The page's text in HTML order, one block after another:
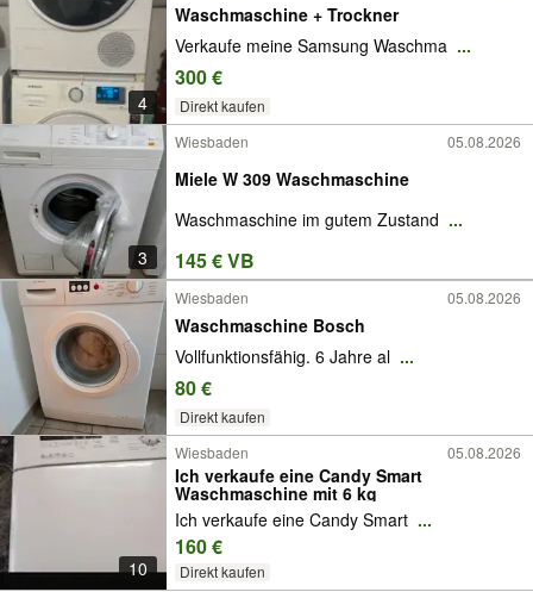
4
Waschmaschine + Trockner
Verkaufe meine Samsung Waschma ...
300 €
Direkt kaufen
3
Wiesbaden 05.08.2026
Miele W 309 Waschmaschine
Waschmaschine im gutem Zustand ...
145 € VB
Wiesbaden 05.08.2026
Waschmaschine Bosch
Vollfunktionsfähig. 6 Jahre al ...
80 €
Direkt kaufen
10
Wiesbaden 05.08.2026
Ich verkaufe eine Candy Smart
Waschmaschine mit 6 kg
Ich verkaufe eine Candy Smart ...
160 €
Direkt kaufen